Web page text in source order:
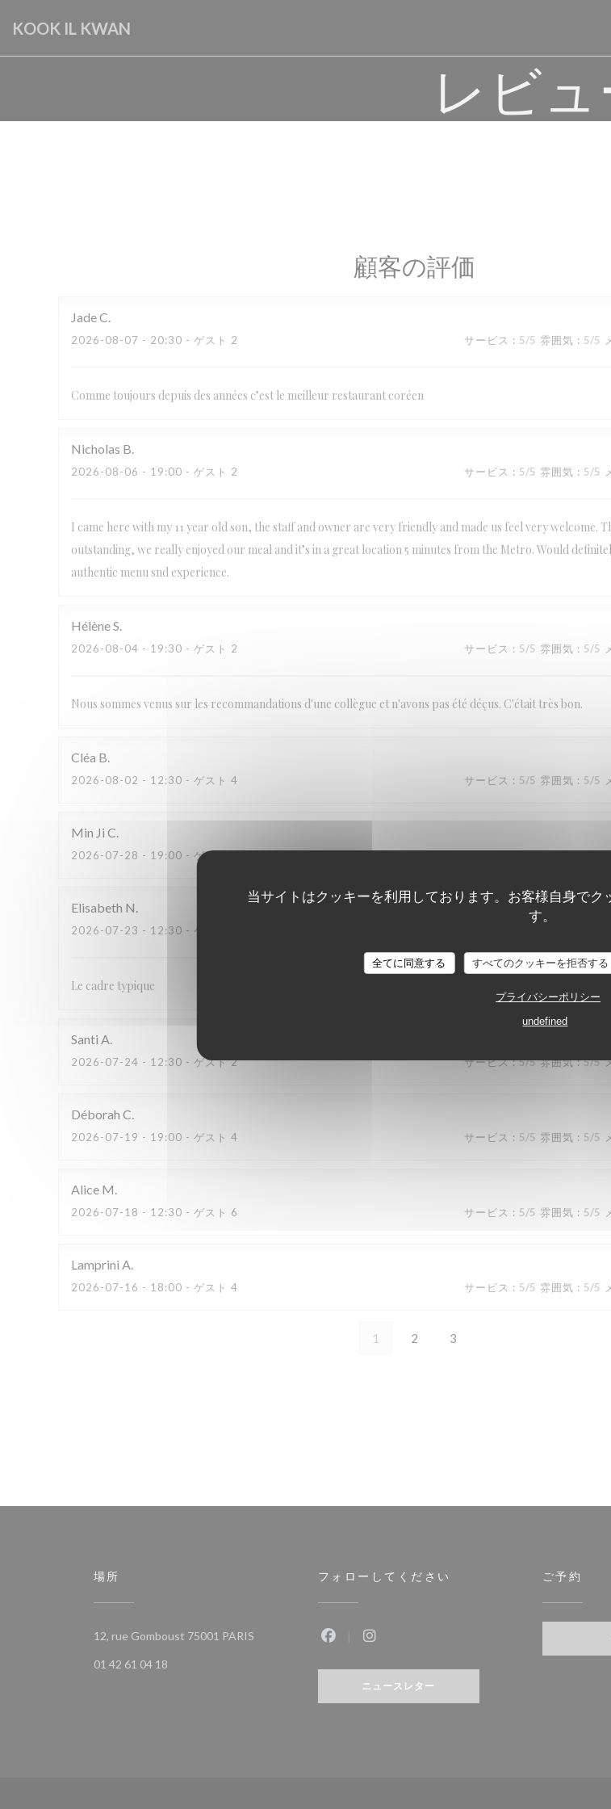
当サイトはクッキーを利用しております。お客様自身でク
す。
全てに同意する すべてのクッキーを拒否する
プライバシーポリシー
undefined
KOOK IL KWAN
レビュ
顧客の評価
JadeC
2026-08-07 - 20:30 - ゲスト 2 サービス : 5/5 雰囲気 : 5/5
Comme toujours depuis des années c’est le meilleur restaurant coréen
Nicholas B
2026-08-06 - 19:00 - ゲスト 2 サービス : 5/5 雰囲気 : 5/5
I came here with my 11 year old son, the staff and owner are very friendly and made us feel very welcome.
outstanding, we really enjoyed our meal and it’s in a great location 5 minutes from the Metro. Would
authentic menu snd experience.
HélèneS
2026-08-04 - 19:30 - ゲスト 2 サービス : 5/5 雰囲気 : 5/5
Nous sommes venus sur les recommandations d'une collègue et n'avons pas été déçus. C'était très bon.
Cléa B
2026-08-02 - 12:30 - ゲスト 4 サービス : 5/5 雰囲気 : 5/5
Min Ji C
2026-07-28 - 19:00 - ゲスト 3
Elisabeth N
2026-07-23 - 12:30 - ゲスト 4
Le cadre typique
Santi A
2026-07-24 - 12:30 - ゲスト 2 サービス: 5/5 雰囲気: 5/5
Déborah C
2026-07-19 - 19:00 - ゲスト 4 サービス : 5/5 雰囲気 : 5/5
Alice M
2026-07-18 - 12:30 - ゲスト 6 サービス : 5/5 雰囲気 : 5/5
Lamprini A
2026-07-16 - 18:00 - ゲスト 4 サービス : 5/5 雰囲気 : 5/5
1 2 3
場所
12, rue Gomboust 75001 PARIS((新しいウィンドウで開きます))
01 42 61 04 18
フォローしてください
Instagram ((新しいウィンドウで開き
ニュースレター
ご予約
KOOK IL KWAN